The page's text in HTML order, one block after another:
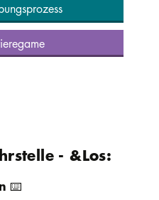
- &Los:
⌨️